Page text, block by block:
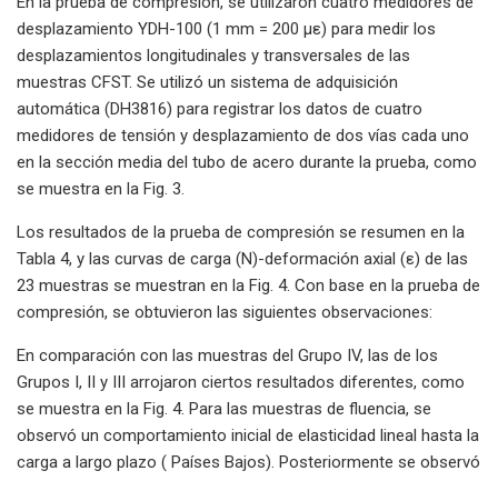
desplazamiento YDH-100 (1 mm = 200 με) para medir los
desplazamientos longitudinales y transversales de las
muestras CFST. Se utilizó un sistema de adquisición
automática (DH3816) para registrar los datos de cuatro
medidores de tensión y desplazamiento de dos vías cada uno
en la sección media del tubo de acero durante la prueba, como
se muestra en la Fig. 3.
Los resultados de la prueba de compresión se resumen en la
Tabla 4, y las curvas de carga (N)-deformación axial (ε) de las
23 muestras se muestran en la Fig. 4. Con base en la prueba de
compresión, se obtuvieron las siguientes observaciones:
En comparación con las muestras del Grupo IV, las de los
Grupos I, II y III arrojaron ciertos resultados diferentes, como
se muestra en la Fig. 4. Para las muestras de fluencia, se
observó un comportamiento inicial de elasticidad lineal hasta la
carga a largo plazo ( Países Bajos). Posteriormente se observó